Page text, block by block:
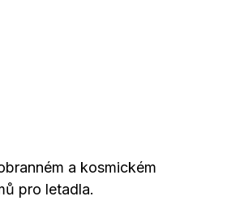
a kosmickém
pro letadla.